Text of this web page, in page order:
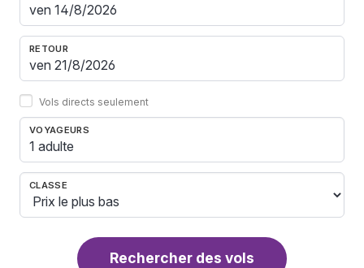
RETOUR
Vols directs seulement
VOYAGEURS
1 adulte
CLASSE
Rechercher des vols